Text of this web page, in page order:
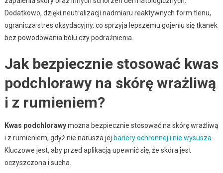
Dodatkowo, dzięki neutralizacji nadmiaru reaktywnych form tlenu,
ogranicza stres oksydacyjny, co sprzyja lepszemu gojeniu się tkanek
bez powodowania bólu czy podrażnienia.
Jak bezpiecznie stosować kwas
podchlorawy na skórę wrażliwą
i z rumieniem?
Kwas podchlorawymożna bezpiecznie stosować na skórę wrażliwą
i z rumieniem, gdyż nie narusza jej bariery ochronnej i nie wysusza
Kluczowe jest, aby przed aplikacją upewnić się, że skóra jest
oczyszczona i sucha.